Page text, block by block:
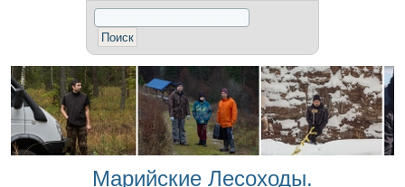
Марийские Лесоходы.